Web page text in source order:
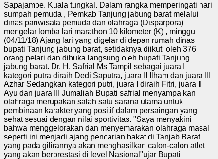
Sapajambe. Kuala tungkal. Dalam rangka memperingati hari
sumpah pemuda , Pemkab Tanjung jabung barat melalui
dinas pariwisata pemuda dan olahraga (Disparpora)
mengelar lomba lari marathon 10 kilometer (K) , minggu
(04/11/18) Ajang lari yang digelar di depan rumah dinas
bupati Tanjung jabung barat, setidaknya diikuti oleh 376
orang pelari dan dibuka langsung oleh bupati Tanjung
jabung barat. Dr. H. Safrial Ms Tampil sebagai juara I
kategori putra diraih Dedi Saputra, juara II Ilham dan juara III
Azhar Sedangkan kategori putri, juara I diraih Fitri, juara II
Ayu dan juara III Jumaliah Bupati safrial menyampaikan
olahraga merupakan salah satu sarana utama untuk
pembinaan karakter yang positif dalam persaingan yang
sehat sesuai dengan nilai sportivitas. "Saya menyakini
bahwa menggelorakan dan menyemarakan olahraga masal
seperti ini menjadi ajang pencarian bakat di Tanjab Barat
yang pada gilirannya akan menghasilkan calon-calon atlet
yang akan berprestasi di level Nasional"ujar Bupati